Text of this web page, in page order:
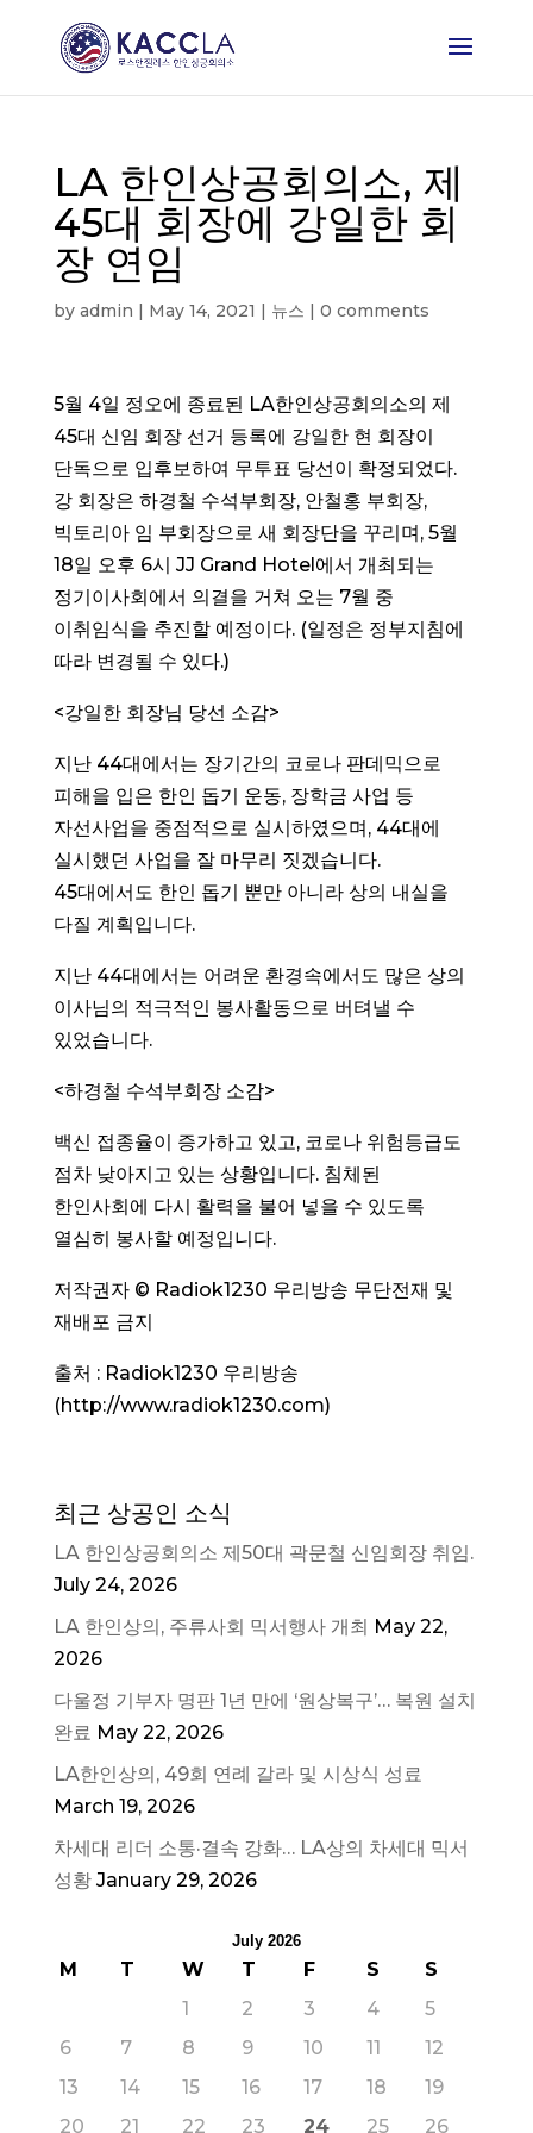
LA 한인상공회의소, 제
45대 회장에 강일한 회
장 연임
by admin | May 14, 2021 | 뉴스 | 0 comments
5월 4일 정오에 종료된 LA한인상공회의소의 제
45대 신임 회장 선거 등록에 강일한 현 회장이
단독으로 입후보하여 무투표 당선이 확정되었다.
강 회장은 하경철 수석부회장, 안철홍 부회장,
빅토리아 임 부회장으로 새 회장단을 꾸리며, 5월
18일 오후 6시 JJ Grand Hotel에서 개최되는
정기이사회에서 의결을 거쳐 오는 7월 중
이취임식을 추진할 예정이다. (일정은 정부지침에
따라 변경될 수 있다.)
<강일한 회장님 당선 소감>
지난 44대에서는 장기간의 코로나 판데믹으로
피해을 입은 한인 돕기 운동, 장학금 사업 등
자선사업을 중점적으로 실시하였으며, 44대에
실시했던 사업을 잘 마무리 짓겠습니다.
45대에서도 한인 돕기 뿐만 아니라 상의 내실을
다질 계획입니다.
지난 44대에서는 어려운 환경속에서도 많은 상의
이사님의 적극적인 봉사활동으로 버텨낼 수
있었습니다.
<하경철 수석부회장 소감>
백신 접종율이 증가하고 있고, 코로나 위험등급도
점차 낮아지고 있는 상황입니다. 침체된
한인사회에 다시 활력을 불어 넣을 수 있도록
열심히 봉사할 예정입니다.
저작권자 © Radiok1230 우리방송 무단전재 및
재배포 금지
출처 : Radiok1230 우리방송
(http://www.radiok1230.com)
최근 상공인 소식
LA 한인상공회의소 제50대 곽문철 신임회장 취임.
July 24, 2026
LA 한인상의, 주류사회 믹서행사 개최 May 22,
2026
다울정 기부자 명판 1년 만에 ‘원상복구’… 복원 설치
완료 May 22, 2026
LA한인상의, 49회 연례 갈라 및 시상식 성료
March 19, 2026
차세대 리더 소통·결속 강화… LA상의 차세대 믹서
성황 January 29, 2026
July 2026
M T W T F S
S
1
2 3 4
5
6
7 8 9 10 11
12
13
14 15 16 17 18
19
20
21 22 23 24 25 26